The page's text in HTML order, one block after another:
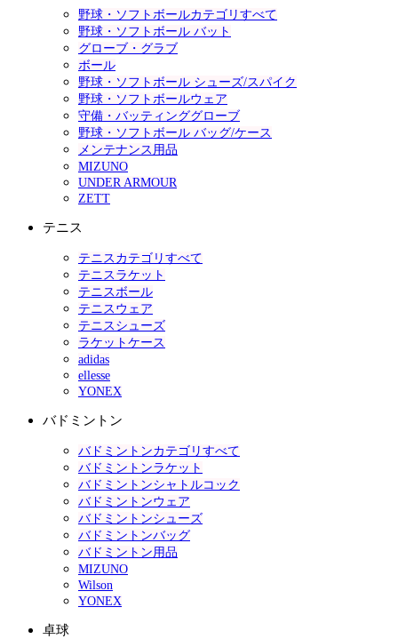
野球・ソフトボールカテゴリすべて
野球・ソフトボール バット
グローブ・グラブ
ボール
野球・ソフトボール シューズ/スパイク
野球・ソフトボールウェア
守備・バッティンググローブ
野球・ソフトボール バッグ/ケース
メンテナンス用品
MIZUNO
UNDER ARMOUR
ZETT
テニス
テニスカテゴリすべて
テニスラケット
テニスボール
テニスウェア
テニスシューズ
ラケットケース
adidas
ellesse
YONEX
バドミントン
バドミントンカテゴリすべて
バドミントンラケット
バドミントンシャトルコック
バドミントンウェア
バドミントンシューズ
バドミントンバッグ
バドミントン用品
MIZUNO
Wilson
YONEX
卓球